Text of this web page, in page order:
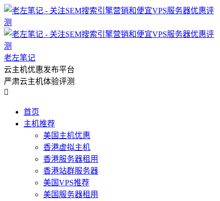
老左笔记
云主机优惠发布平台
严肃云主机体验评测

首页
主机推荐
美国主机优惠
香港虚拟主机
香港服务器租用
香港站群服务器
美国VPS推荐
美国服务器租用